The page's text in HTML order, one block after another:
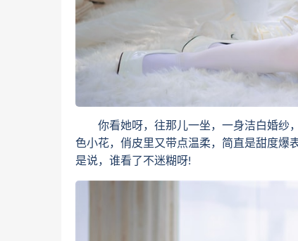
你看她呀，往那儿一坐，一身洁白婚纱，
色小花，俏皮里又带点温柔，简直是甜度爆
是说，谁看了不迷糊呀!